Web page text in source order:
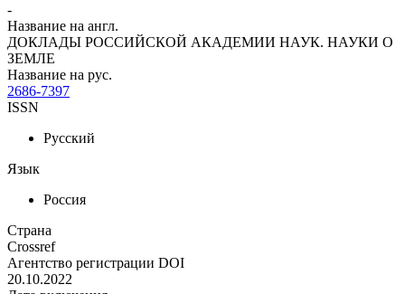
-
Название на англ.
ДОКЛАДЫ РОССИЙСКОЙ АКАДЕМИИ НАУК. НАУКИ О
ЗЕМЛЕ
Название на рус.
2686-7397
ISSN
Русский
Язык
Россия
Страна
Crossref
Агентство регистрации DOI
20.10.2022